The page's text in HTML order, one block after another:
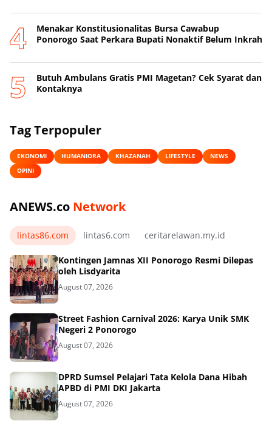
Menakar Konstitusionalitas Bursa Cawabup
Ponorogo Saat Perkara Bupati Nonaktif Belum Inkrah
Butuh Ambulans Gratis PMI Magetan? Cek Syarat dan
Kontaknya
Tag Terpopuler
EKONOMI HUMANIORA KHAZANAH LIFESTYLE
NEWS
OPINI
ANEWS.co Network
lintas86.com lintas6.com ceritarelawan.my.id
Kontingen Jamnas XII Ponorogo Resmi Dilepas
oleh Lisdyarita
August 07, 2026
Street Fashion Carnival 2026: Karya Unik SMK
Negeri 2 Ponorogo
August 07, 2026
DPRD Sumsel Pelajari Tata Kelola Dana Hibah
APBD di PMI DKI Jakarta
August 07, 2026